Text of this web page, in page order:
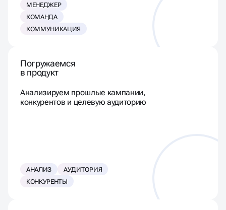
МЕНЕДЖЕР
КОМАНДА
КОММУНИКАЦИЯ
Погружаемся
в продукт
Анализируем прошлые кампании,
конкурентов и целевую аудиторию
АНАЛИЗ
АУДИТОРИЯ
КОНКУРЕНТЫ